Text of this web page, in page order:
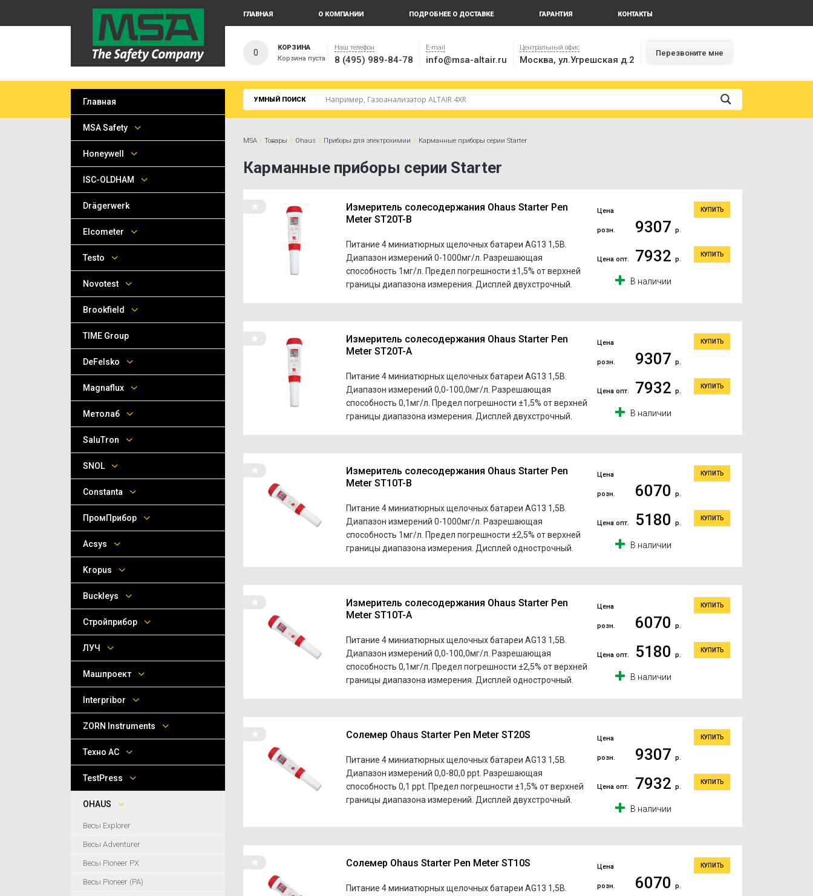
ГЛАВНАЯ О КОМПАНИИ ПОДРОБНЕЕ О ДОСТАВКЕ ГАРАНТИЯ КОНТАКТЫ
0
КОРЗИНА
Корзина пуста
Наш телефон
8 (495) 989-84-78
E-mail
info@msa-altair.ru
Центральный офис
Москва, ул.Угрешская д.2
Перезвоните мне
УМНЫЙ ПОИСК
MSA › Товары › Ohaus › Приборы для электрохимии › Карманные приборы серии Starter
Карманные приборы серии Starter
Измеритель солесодержания Ohaus Starter Pen
Meter ST20T-B
Питание 4 миниатюрных щелочных батареи AG13 1,5В.
Диапазон измерений 0-1000мг/л. Разрешающая
способность 1мг/л. Предел погрешности ±1,5% от верхней
границы диапазона измерения. Дисплей двухстрочный.
Цена
розн. 9307 р.
КУПИТЬ
Цена опт. 7932 р.
КУПИТЬ
В наличии
Измеритель солесодержания Ohaus Starter Pen
Meter ST20T-A
Питание 4 миниатюрных щелочных батареи AG13 1,5В.
Диапазон измерений 0,0-100,0мг/л. Разрешающая
способность 0,1мг/л. Предел погрешности ±1,5% от верхней
границы диапазона измерения. Дисплей двухстрочный.
Цена
розн. 9307 р.
КУПИТЬ
Цена опт. 7932 р.
КУПИТЬ
В наличии
Измеритель солесодержания Ohaus Starter Pen
Meter ST10T-B
Питание 4 миниатюрных щелочных батареи AG13 1,5В.
Диапазон измерений 0-1000мг/л. Разрешающая
способность 1мг/л. Предел погрешности ±2,5% от верхней
границы диапазона измерения. Дисплей однострочный.
Цена
розн. 6070 р.
КУПИТЬ
Цена опт. 5180 р.
КУПИТЬ
В наличии
Измеритель солесодержания Ohaus Starter Pen
Meter ST10T-A
Питание 4 миниатюрных щелочных батареи AG13 1,5В.
Диапазон измерений 0,0-100,0мг/л. Разрешающая
способность 0,1мг/л. Предел погрешности ±2,5% от верхней
границы диапазона измерения. Дисплей однострочный.
Цена
розн. 6070 р.
КУПИТЬ
Цена опт. 5180 р.
КУПИТЬ
В наличии
Солемер Ohaus Starter Pen Meter ST20S
Питание 4 миниатюрных щелочных батареи AG13 1,5В.
Диапазон измерений 0,0-80,0 ppt. Разрешающая
способность 0,1 ppt. Предел погрешности ±1,5% от верхней
границы диапазона измерений. Дисплей двухстрочный.
Цена
розн. 9307 р.
КУПИТЬ
Цена опт. 7932 р.
КУПИТЬ
В наличии
Солемер Ohaus Starter Pen Meter ST10S
Питание 4 миниатюрных щелочных батареи AG13 1,5В.
Цена
розн. 6070 р.
КУПИТЬ
Главная
MSA Safety
Honeywell
ISC-OLDHAM
Drägerwerk
Elcometer
Testo
Novotest
Brookfield
TIME Group
DeFelsko
Magnaflux
Метолаб
SaluTron
SNOL
Сonstanta
ПромПрибор
Acsys
Kropus
Buckleys
Стройприбор
ЛУЧ
Машпроект
Interpribor
ZORN Instruments
Техно АС
TestPress
OHAUS
Весы Explorer
Весы Adventurer
Весы Pioneer PX
Весы Pioneer (PA)